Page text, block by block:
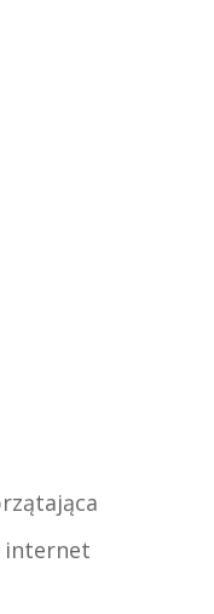
internet